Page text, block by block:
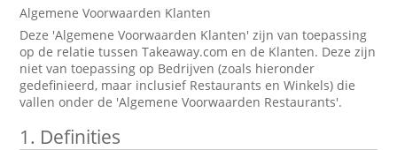
Algemene Voorwaarden Klanten
Deze 'Algemene Voorwaarden Klanten' zijn van toepassing
op de relatie tussen Takeaway.com en de Klanten. Deze zijn
niet van toepassing op Bedrijven (zoals hieronder
gedefinieerd, maar inclusief Restaurants en Winkels) die
vallen onder de 'Algemene Voorwaarden Restaurants'.
1. Definities